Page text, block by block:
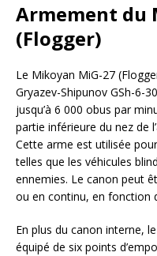
Armement du
(Flogger)
Le Mikoyan MiG-27
Gryazev-Shipunov GSh-6-
jusqu’à 6 000 obus par
partie inférieure du nez de
Cette arme est utilisée
telles que les véhicules
ennemies. Le canon peut
ou en continu, en fonction
En plus du canon interne,
équipé de six points